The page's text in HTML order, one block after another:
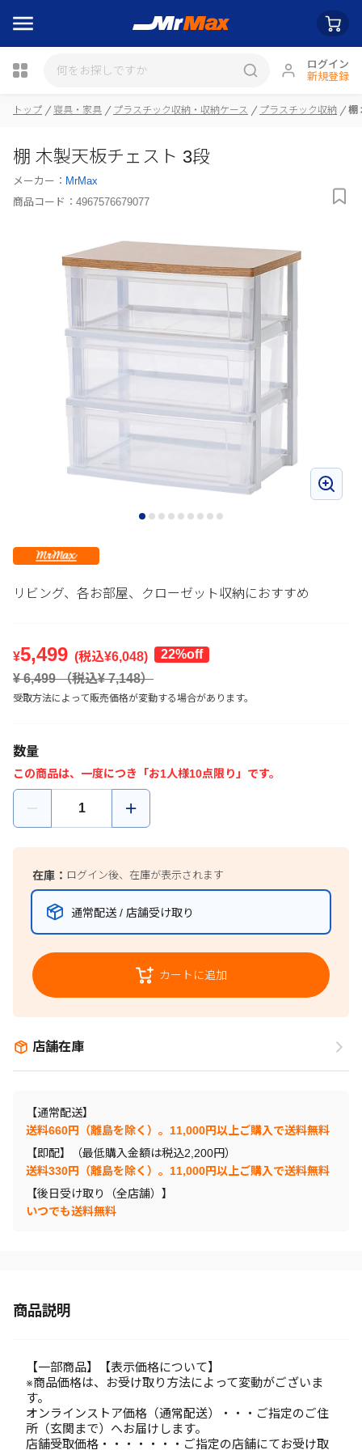
ログイン
新規登録
瓶詰
トップ 寝具・家具 プラスチック収納・収納ケース プラスチック収納 棚
棚 木製天板チェスト 3段
メーカー： MrMax
商品コード： 4967576679077
リビング、各お部屋、クローゼット収納におすすめ
¥5,499 (税込¥6,048)
22%off
¥ 6,499（税込¥7,148）
受取方法によって販売価格が変動する場合があります。
数量
この商品は、一度につき「お1人様10点限り」です。
在庫： ログイン後、在庫が表示されます
通常配送 / 店舗受け取り
カートに追加
店舗在庫
【通常配送】
送料660円（離島を除く）。11,000円以上ご購入で送料無料
【即配】（最低購入金額は税込2,200円）
送料330円（離島を除く）。11,000円以上ご購入で送料無料
【後日受け取り（全店舗）】
いつでも送料無料
商品説明
【一部商品】【表示価格について】
※商品価格は、お受け取り方法によって変動がございま
す。
オンラインストア価格（通常配送）・・・ご指定のご住
所（玄関まで）へお届けします。
店舗受取価格・・・・・・・ご指定の店舗にてお受け取